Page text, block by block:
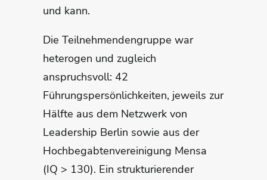
und kann.
Die Teilnehmendengruppe war
heterogen und zugleich
anspruchsvoll: 42
Führungspersönlichkeiten, jeweils zur
Hälfte aus dem Netzwerk von
Leadership Berlin sowie aus der
Hochbegabtenvereinigung Mensa
(IQ > 130). Ein strukturierender